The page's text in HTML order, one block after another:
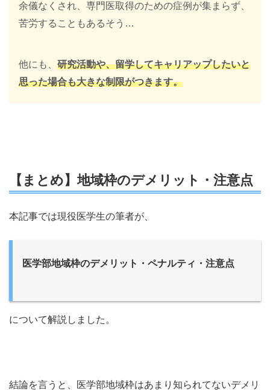
余儀なくされ、専門医取得のための症例が集まらず、
苦労することもあるそう…
他にも、 研究活動や、留学してキャリアップしたいと
思った場合も大きな制限がつきます。
【まとめ】地域枠のデメリット・注意点
本記事では現役医学生の筆者が、
医学部地域枠のデメリット・ペナルティ・注意点
について解説しました。
結論を言うと、医学部地域枠はあまり知られてないデメリ